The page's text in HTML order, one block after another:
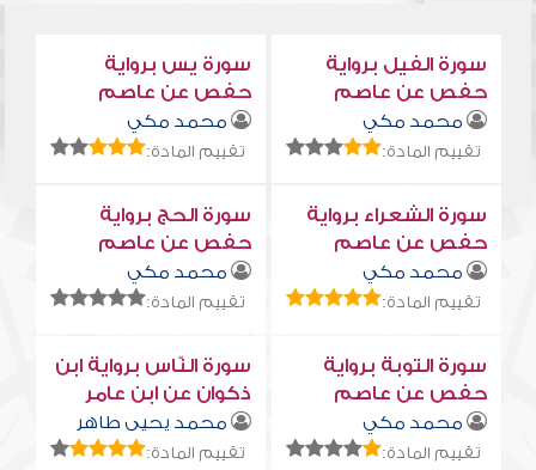
سورة الفيل برواية
حفص عن عاصم
محمد مكي
تقييم المادة:
سورة يس برواية
حفص عن عاصم
محمد مكي
تقييم المادة:
سورة الشعراء برواية
حفص عن عاصم
محمد مكي
تقييم المادة:
سورة الحج برواية
حفص عن عاصم
محمد مكي
تقييم المادة:
سورة التوبة برواية
حفص عن عاصم
محمد مكي
تقييم المادة:
سورة النّاس برواية ابن
ذكوان عن ابن عامر
محمد يحيى طاهر
تقييم المادة: